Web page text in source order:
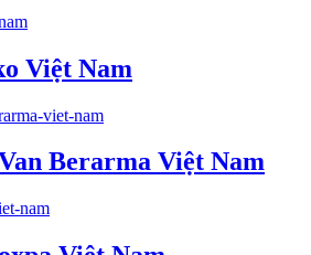
Việt Nam
Berarma Việt Nam